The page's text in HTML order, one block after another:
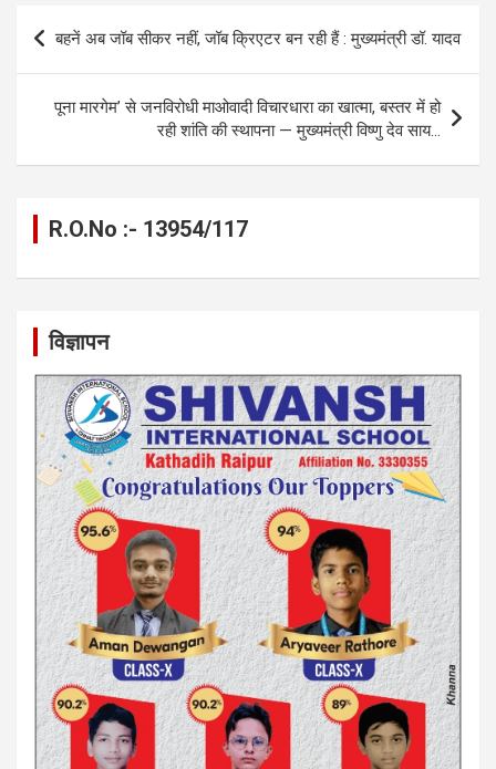
b
o
o
n
g
er
A
p
p
a
m
Li
n
k
e
Post
navigation
बहनें अब जॉब सीकर नहीं, जॉब क्रिएटर बन रही हैं : मुख्यमंत्री डॉ. यादव
पूना मारगेम’ से जनविरोधी माओवादी विचारधारा का खात्मा, बस्तर में हो
रही शांति की स्थापना — मुख्यमंत्री विष्णु देव साय…
R.O.No :- 13954/117
विज्ञापन